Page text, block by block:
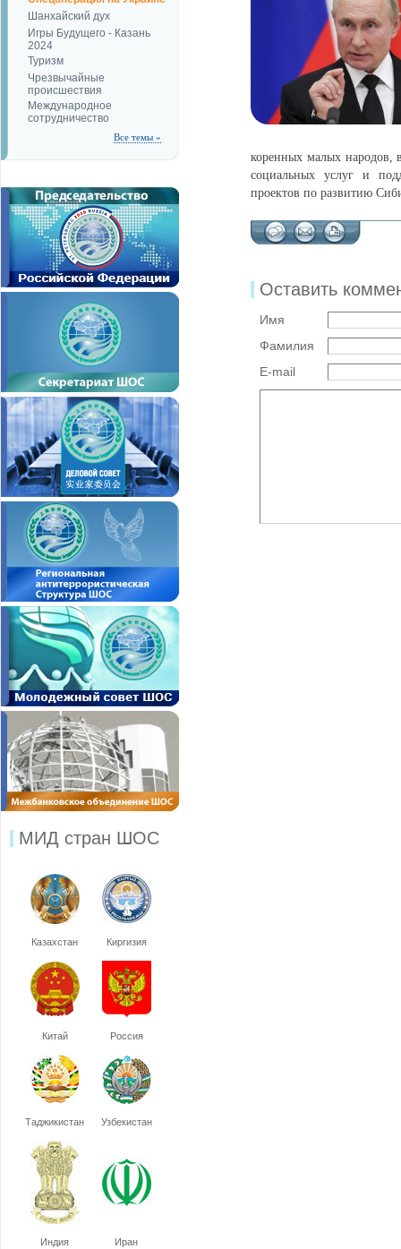
Шанхайский дух
Игры Будущего - Казань
2024
Туризм
Чрезвычайные
происшествия
Международное
сотрудничество
Все темы »
МИД стран ШОС
Казахстан Киргизия
Китай Россия
Таджикистан Узбекистан
Индия Иран
коренных малых народов,
социальных услуг и
проектов по развитию
Оставить
Имя
Фамилия
E-mail